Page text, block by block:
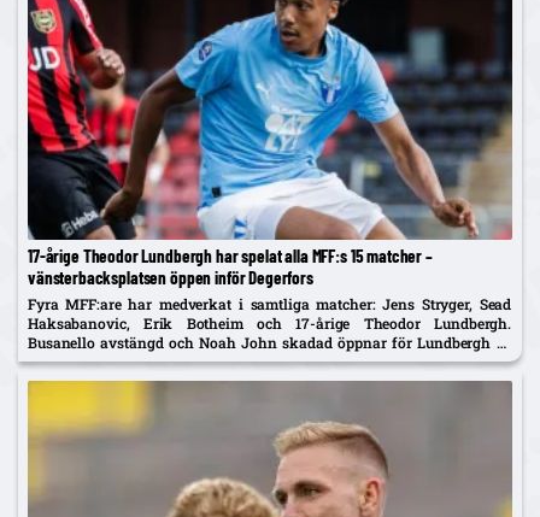
17-årige Theodor Lundbergh har spelat alla MFF:s 15 matcher –
vänsterbacksplatsen öppen inför Degerfors
Fyra MFF:are har medverkat i samtliga matcher: Jens Stryger, Sead
Haksabanovic, Erik Botheim och 17-årige Theodor Lundbergh.
Busanello avstängd och Noah John skadad öppnar för Lundbergh vs
Johan Karlsson om vänsterbacken.